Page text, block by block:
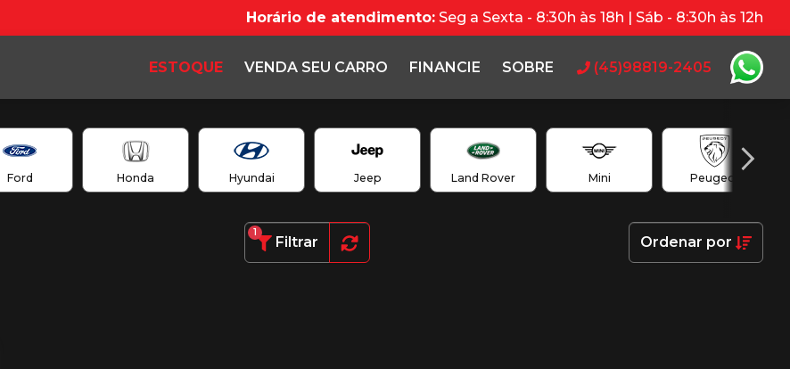
Horário de atendimento: Seg a Sexta - 8:30h às 18h | Sáb - 8:30h às 12h
ESTOQUE VENDA SEU CARRO FINANCIE SOBRE (45)98819-2405
Ford Honda Hyundai Jeep Land Rover Mini Peugeot
Filtrar
1
Ordenar por